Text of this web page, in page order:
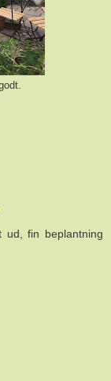
fin beplantning